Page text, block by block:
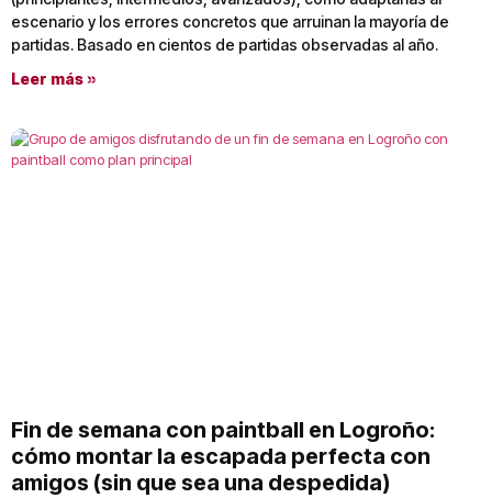
escenario y los errores concretos que arruinan la mayoría de
partidas. Basado en cientos de partidas observadas al año.
Leer más »
Fin de semana con paintball en Logroño:
cómo montar la escapada perfecta con
amigos (sin que sea una despedida)